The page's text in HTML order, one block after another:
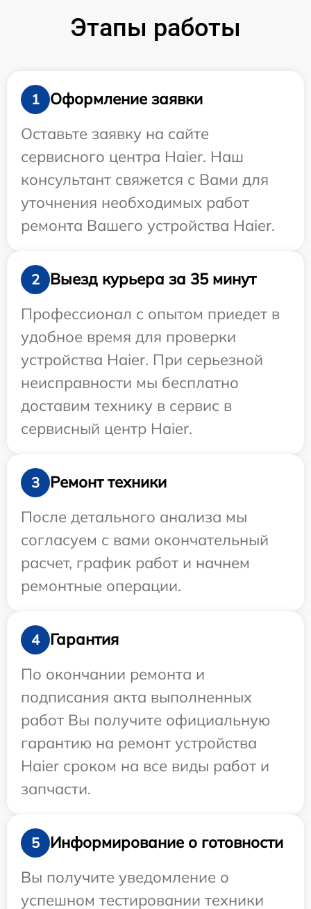
Этапы работы
1
Оформление заявки
Оставьте заявку на сайте
сервисного центра Haier. Наш
консультант свяжется с Вами для
уточнения необходимых работ
ремонта Вашего устройства Haier.
2
Выезд курьера за 35 минут
Профессионал с опытом приедет в
удобное время для проверки
устройства Haier. При серьезной
неисправности мы бесплатно
доставим технику в сервис в
сервисный центр Haier.
3
Ремонт техники
После детального анализа мы
согласуем с вами окончательный
расчет, график работ и начнем
ремонтные операции.
4
Гарантия
По окончании ремонта и
подписания акта выполненных
работ Вы получите официальную
гарантию на ремонт устройства
Haier сроком на все виды работ и
запчасти.
5
Информирование о готовности
Вы получите уведомление о
успешном тестировании техники